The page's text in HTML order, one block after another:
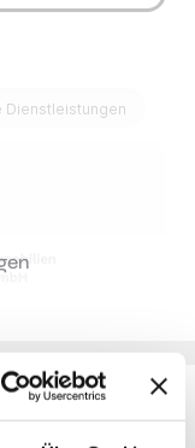
Dienstleistungen